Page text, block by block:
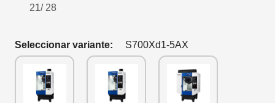
21/ 28
Seleccionar variante: S700Xd1-5AX